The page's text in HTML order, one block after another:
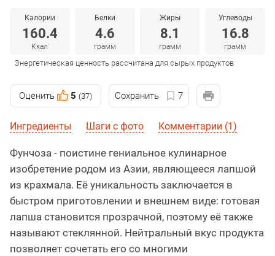
Калории
160.4
Ккал
Белки
4.6
грамм
Жиры
8.1
грамм
Углеводы
16.8
грамм
Энергетическая ценность рассчитана для сырых продуктов
Оценить 5 (37) Сохранить 7
Ингредиенты Шаги с фото Комментарии (1)
Фунчоза - поистине гениальное кулинарное
изобретение родом из Азии, являющееся лапшой
из крахмала. Её уникальность заключается в
быстром приготовлении и внешнем виде: готовая
лапша становится прозрачной, поэтому её также
называют стеклянной. Нейтральный вкус продукта
позволяет сочетать его со многими